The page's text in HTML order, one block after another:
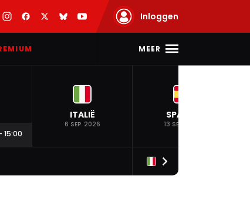
Inloggen
MEER
15:00
ITALIË
6 SEP. 2026
SPANJE
13 SEP. 2026